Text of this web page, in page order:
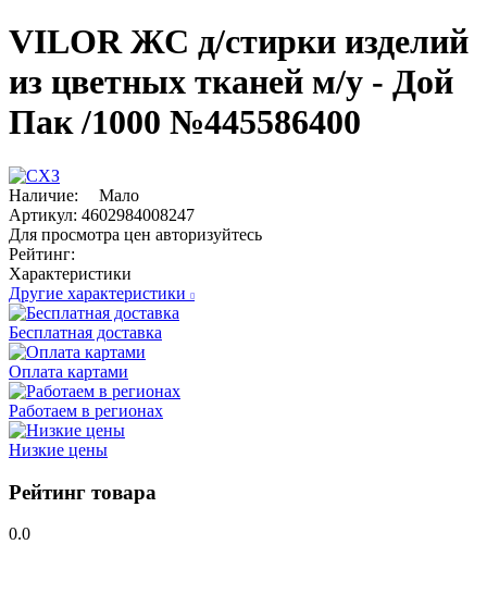
VILOR ЖС д/стирки изделий
из цветных тканей м/у - Дой
Пак /1000 №445586400
Наличие:
Мало
Артикул: 4602984008247
Для просмотра цен авторизуйтесь
Рейтинг:
Характеристики
Другие характеристики
Бесплатная доставка
Оплата картами
Работаем в регионах
Низкие цены
Рейтинг товара
0.0